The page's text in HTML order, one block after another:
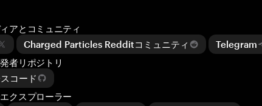
アとコミュニティ
Charged Particles Redditコミュニティ
Telegram
者リポジトリ
コード
クスプローラー